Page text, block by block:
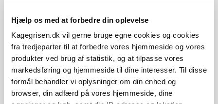
Hjælp os med at forbedre din oplevelse
Kagegrisen.dk vil gerne bruge egne cookies og cookies
fra tredjeparter til at forbedre vores hjemmeside og vores
produkter ved brug af statistik, og at tilpasse vores
markedsføring og hjemmeside til dine interesser. Til disse
formål behandler vi oplysninger om din enhed og
browser, din adfærd på vores hjemmeside, dine